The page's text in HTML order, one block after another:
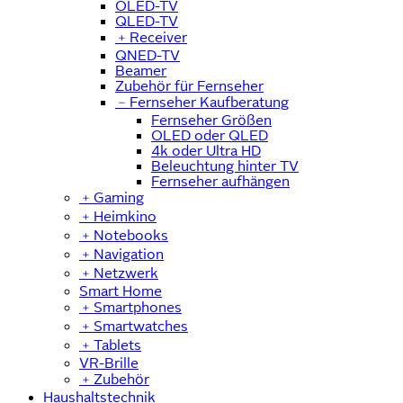
OLED-TV
QLED-TV
﹢ Receiver
QNED-TV
Beamer
Zubehör für Fernseher
﹣ Fernseher Kaufberatung
Fernseher Größen
OLED oder QLED
4k oder Ultra HD
Beleuchtung hinter TV
Fernseher aufhängen
﹢ Gaming
﹢ Heimkino
﹢ Notebooks
﹢ Navigation
﹢ Netzwerk
Smart Home
﹢ Smartphones
﹢ Smartwatches
﹢ Tablets
VR-Brille
﹢ Zubehör
Haushaltstechnik